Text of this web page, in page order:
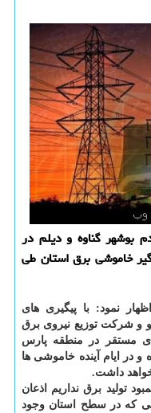
بوشهر گناوه و دیلم در
خاموشی برق استان طی
نمود: با پیگیری های
و شرکت توزیع نیروی برق
مستقر در منطقه پارس
ایام آینده خاموشی ها
داشت.
تولید برق نداریم اذعان
که در سطح استان وجود